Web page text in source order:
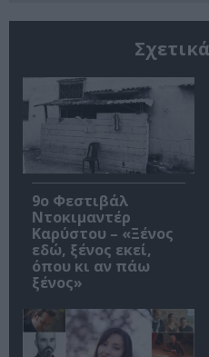
9ο Φεστιβάλ
Ντοκιμαντέρ
Καρύστου – «Ξένος
εδώ, ξένος εκεί,
όπου κι αν πάω
ξένος»